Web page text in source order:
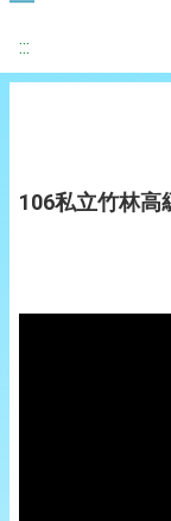
:::
106私立竹林高